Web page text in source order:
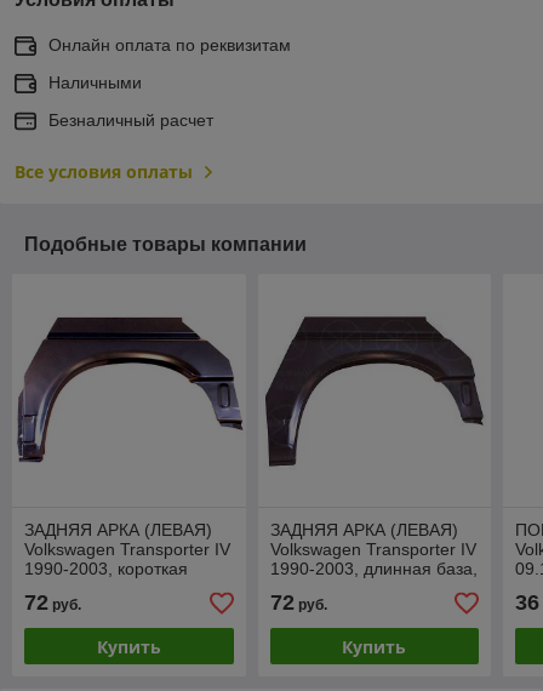
Онлайн оплата по реквизитам
Наличными
Безналичный расчет
Все условия оплаты
Подобные товары компании
ЗАДНЯЯ АРКА (ЛЕВАЯ)
Volkswagen Transporter IV
1990-2003, короткая
72 руб.
Купить
ЗАДНЯЯ АРКА (ЛЕВАЯ)
Volkswagen Transporter IV
1990-2003, длинная база,
72руб.
Купить
36